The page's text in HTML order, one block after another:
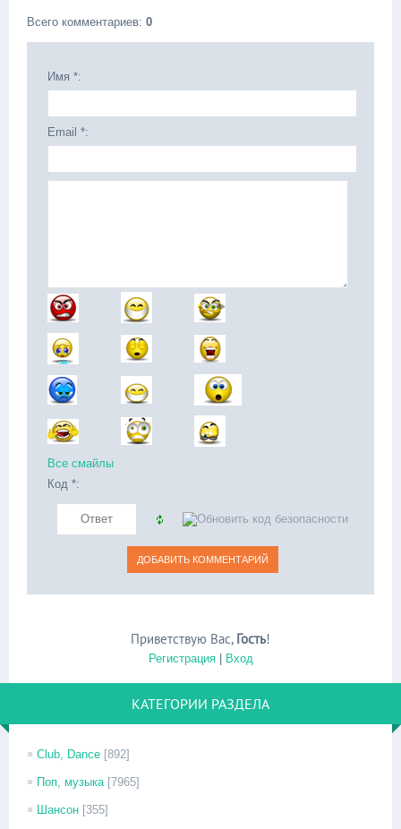
Всего комментариев: 0
Имя *:
Email *:
Все смайлы
Код *:
Приветствую Вас, Гость!
Регистрация| Вход
КАТЕГОРИИ РАЗДЕЛА
Club, Dance [892]
Поп, музыка [7965]
Шансон [355]